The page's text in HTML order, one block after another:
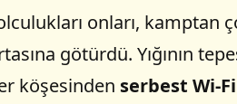
onları, kamptan
götürdü. Yığının
köşesinden serbest Wi-